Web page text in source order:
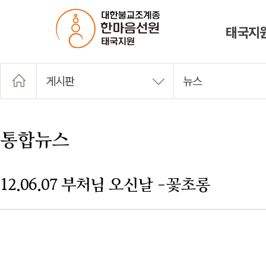
태국지
게시판 뉴스
통합뉴스
12.06.07 부처님 오신날 -꽃초롱